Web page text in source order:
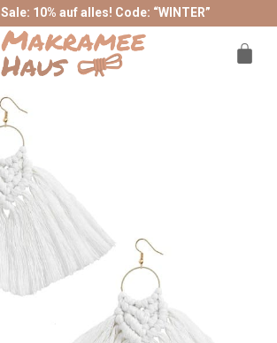
10% auf alles! Code: “WINTER”